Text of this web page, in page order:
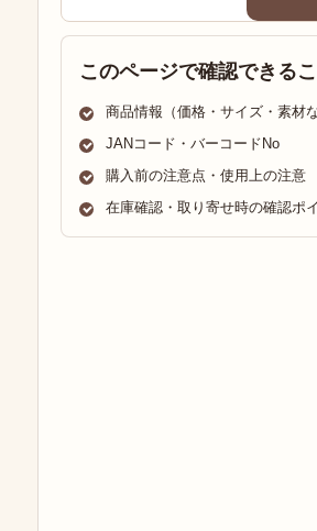
このページで確認できる
商品情報（価格・サイズ・素材な
JANコード・バーコードNo
購入前の注意点・使用上の注意
在庫確認・取り寄せ時の確認ポ